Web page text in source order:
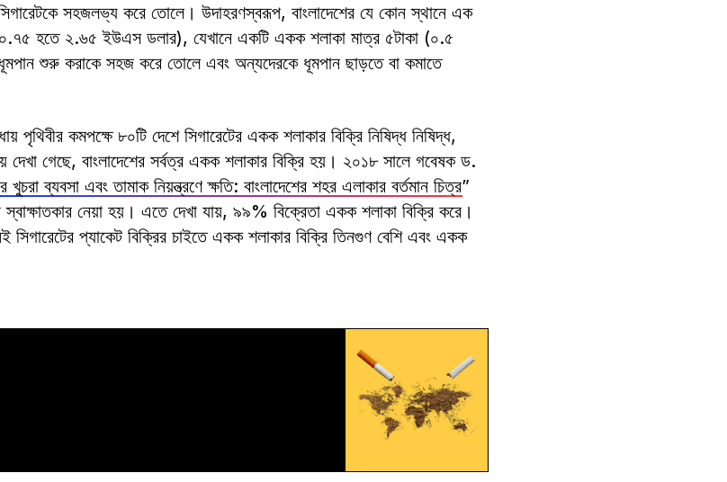
সিগারেটকে সহজলভ্য করে তোলে। উদাহরণস্বরূপ, বাংলাদেশের যে কোন স্থানে এক
হতে ২.৬৫ ইউএস ডলার), যেখানে একটি একক শলাকা মাত্র ৫টাকা (০.৫
শুরু করাকে সহজ করে তোলে এবং অন্যদেরকে ধূমপান ছাড়তে বা কমাতে
পৃথিবীর কমপক্ষে ৮০টি দেশে সিগারেটের একক শলাকার বিক্রি নিষিদ্ধ নিষিদ্ধ,
দেখা গেছে, বাংলাদেশের সর্বত্র একক শলাকার বিক্রি হয়। ২০১৮ সালে গবেষক ড.
খুচরা ব্যবসা এবং তামাক নিয়ন্ত্রণে ক্ষতি: বাংলাদেশের শহর এলাকার বর্তমান চিত্র”
স্বাক্ষাতকার নেয়া হয়। এতে দেখা যায়, ৯৯% বিক্রেতা একক শলাকা বিক্রি করে।
সিগারেটের প্যাকেট বিক্রির চাইতে একক শলাকার বিক্রি তিনগুণ বেশি এবং একক